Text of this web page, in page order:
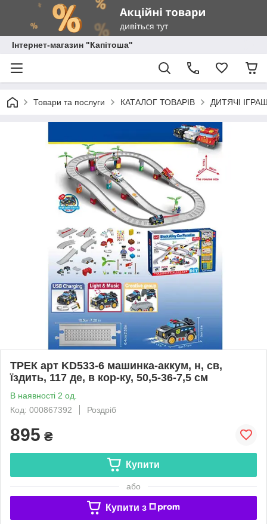
Інтернет-магазин "Капітоша"
Товари та послуги КАТАЛОГ ТОВАРІВ ДИТЯЧІ
ТРЕК арт KD533-6 машинка-аккум, н, св,
їздить, 117 де, в кор-ку, 50,5-36-7,5 см
В наявності 2 од.
Код: 000867392
Роздріб
895 ₴
Купити
або
Купити з